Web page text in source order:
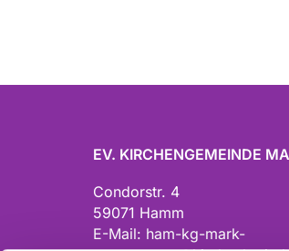
EV. KIRCHENGEMEINDE
Condorstr. 4
59071 Hamm
E-Mail: ham-kg-mark-